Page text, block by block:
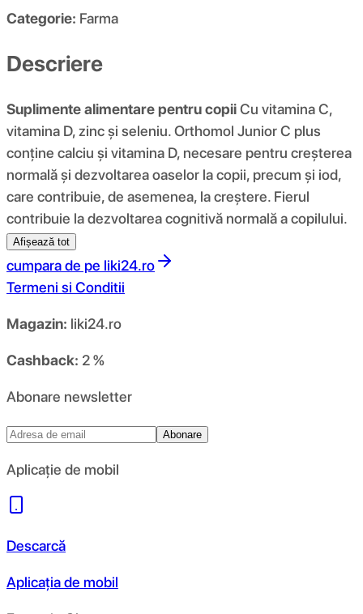
Categorie: Farma
Descriere
Suplimente alimentare pentru copiiCu vitamina C,
vitamina D, zinc și seleniu. Orthomol Junior C plus
conține calciu și vitamina D, necesare pentru creșterea
normală și dezvoltarea oaselor la copii, precum și iod,
care contribuie, de asemenea, la creștere. Fierul
contribuie la dezvoltarea cognitivă normală a copilului.
Afișează tot
cumpara de pe liki24.ro
Termeni si Conditii
Magazin: liki24.ro
Cashback: 2 %
Abonare newsletter
Abonare
Aplicație de mobil
Descarcă
Aplicația de mobil